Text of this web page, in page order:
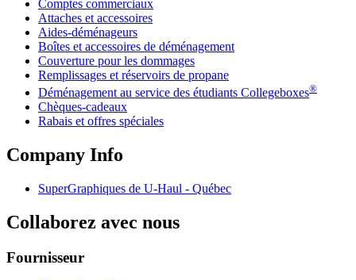
Comptes commerciaux
Attaches et accessoires
Aides-déménageurs
Boîtes et accessoires de déménagement
Couverture pour les dommages
Remplissages et réservoirs de propane
Déménagement au service des étudiants Collegeboxes®
Chèques-cadeaux
Rabais et offres spéciales
Company Info
SuperGraphiques de U-Haul - Québec
Collaborez avec nous
Fournisseur